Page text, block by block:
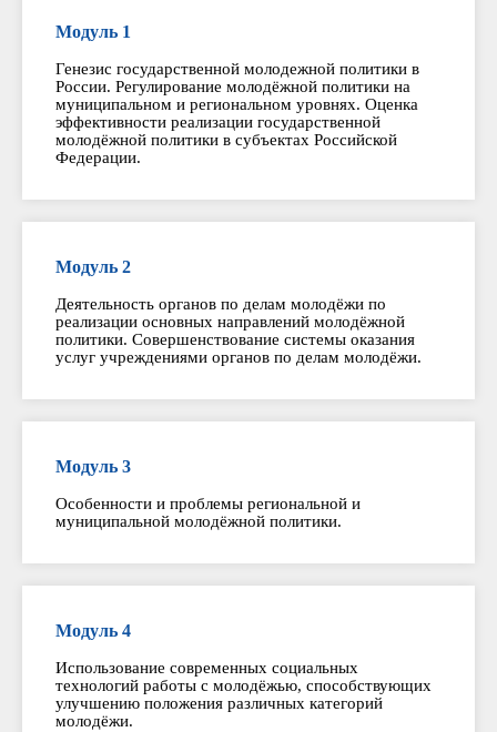
Модуль 1
Генезис государственной молодежной политики в
России. Регулирование молодёжной политики на
муниципальном и региональном уровнях. Оценка
эффективности реализации государственной
молодёжной политики в субъектах Российской
Федерации.
Модуль 2
Деятельность органов по делам молодёжи по
реализации основных направлений молодёжной
политики. Совершенствование системы оказания
услуг учреждениями органов по делам молодёжи.
Модуль 3
Особенности и проблемы региональной и
муниципальной молодёжной политики.
Модуль 4
Использование современных социальных
технологий работы с молодёжью, способствующих
улучшению положения различных категорий
молодёжи.